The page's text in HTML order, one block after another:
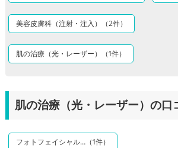
美容皮膚科（注射・注入）（2件）
肌の治療（光・レーザー）（1件）
肌の治療（光・レーザー）の口
フォトフェイシャル…（1件）